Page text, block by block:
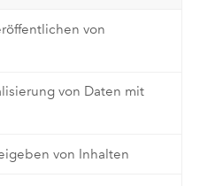
von
von Daten mit
von Inhalten